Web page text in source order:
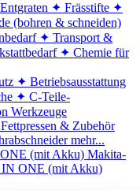
✦ Frässtifte ✦
(bohren & schneiden)
✦ Transport &
✦ Chemie für
✦ Betriebsausstattung
✦ C-Teile-
Werkzeuge
Fettpressen & Zubehör
mehr...
(mit Akku) Makita-
ONE (mit Akku)